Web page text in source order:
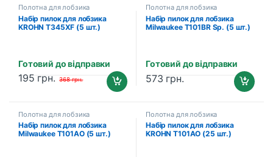
Полотна для лобзика
Набір пилок для лобзика
KROHN T345XF (5 шт.)
Готовий до відправки
195 грн. 368грн.
Полотна для лобзика
Набір пилок для лобзика
Milwaukee T101BR Sp. (5 шт.)
Готовий до відправки
573 грн.
Полотна для лобзика
Набір пилок для лобзика
Milwaukee T101AO (5 шт.)
Полотна для лобзика
Набір пилок для лобзика
KROHN T101AO (25 шт.)